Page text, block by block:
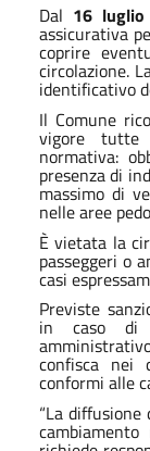
Dal 16 luglio
assicurativa
coprire
circolazione.
identificativo
Il Comune
vigore tutte
normativa:
presenza di
massimo di
nelle aree
È vietata la
passeggeri o
casi
Previste
in caso di
confisca nei
conformi alle
“La